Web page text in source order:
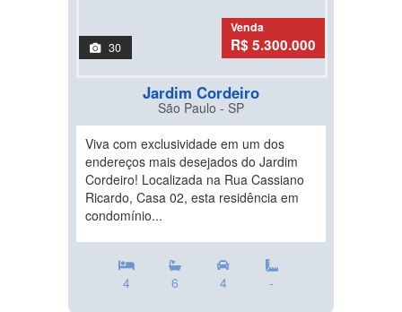
30
Venda
R$ 5.300.000
Jardim Cordeiro
São Paulo - SP
Viva com exclusividade em um dos
endereços mais desejados do Jardim
Cordeiro! Localizada na Rua Cassiano
Ricardo, Casa 02, esta residência em
condomínio...
4 6 4 -